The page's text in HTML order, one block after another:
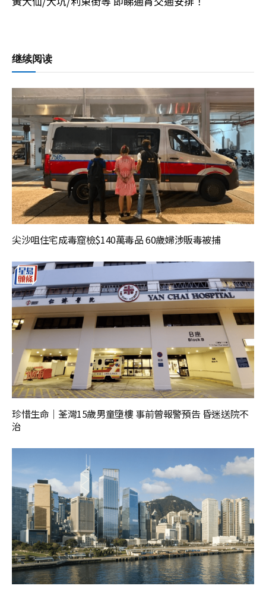
继续阅读
尖沙咀住宅成毒窟檢$140萬毒品 60歲婦涉販毒被捕
珍惜生命｜荃灣15歲男童墮樓 事前曾報警預告 昏迷送院不
治